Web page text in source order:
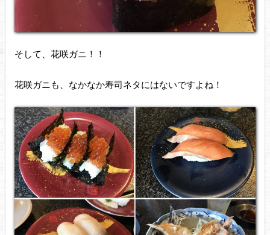
そして、花咲ガニ！！
花咲ガニも、なかなか寿司ネタにはないですよね！